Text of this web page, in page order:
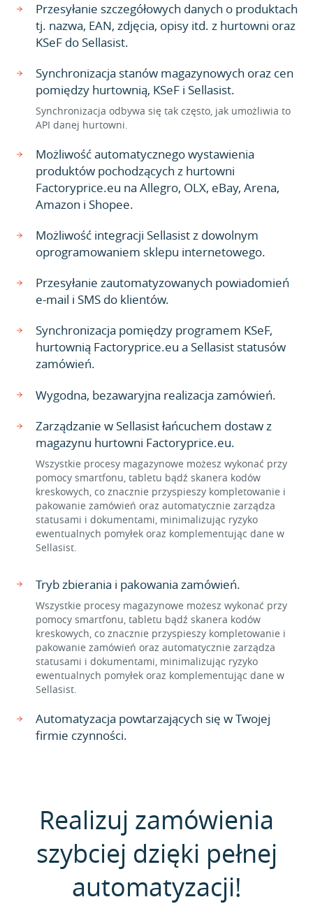
Przesyłanie szczegółowych danych o produktach
tj. nazwa, EAN, zdjęcia, opisy itd. z hurtowni oraz
KSeF do Sellasist.
Synchronizacja stanów magazynowych oraz cen
pomiędzy hurtownią, KSeF i Sellasist.
Synchronizacja odbywa się tak często, jak umożliwia to
API danej hurtowni.
Możliwość automatycznego wystawienia
produktów pochodzących z hurtowni
Factoryprice.eu na Allegro, OLX, eBay, Arena,
Amazon i Shopee.
Możliwość integracji Sellasist z dowolnym
oprogramowaniem sklepu internetowego.
Przesyłanie zautomatyzowanych powiadomień
e-mail i SMS do klientów.
Synchronizacja pomiędzy programem KSeF,
hurtownią Factoryprice.eu a Sellasist statusów
zamówień.
Wygodna, bezawaryjna realizacja zamówień.
Zarządzanie w Sellasist łańcuchem dostaw z
magazynu hurtowni Factoryprice.eu.
Wszystkie procesy magazynowe możesz wykonać przy
pomocy smartfonu, tabletu bądź skanera kodów
kreskowych, co znacznie przyspieszy kompletowanie i
pakowanie zamówień oraz automatycznie zarządza
statusami i dokumentami, minimalizując ryzyko
ewentualnych pomyłek oraz komplementując dane w
Sellasist.
Tryb zbierania i pakowania zamówień.
Wszystkie procesy magazynowe możesz wykonać przy
pomocy smartfonu, tabletu bądź skanera kodów
kreskowych, co znacznie przyspieszy kompletowanie i
pakowanie zamówień oraz automatycznie zarządza
statusami i dokumentami, minimalizując ryzyko
ewentualnych pomyłek oraz komplementując dane w
Sellasist.
Automatyzacja powtarzających się w Twojej
firmie czynności.
Realizuj zamówienia
szybciej dzięki pełnej
automatyzacji!